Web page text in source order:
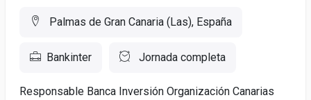
Palmas de Gran Canaria (Las), España
Bankinter Jornada completa
Responsable Banca Inversión Organización Canarias